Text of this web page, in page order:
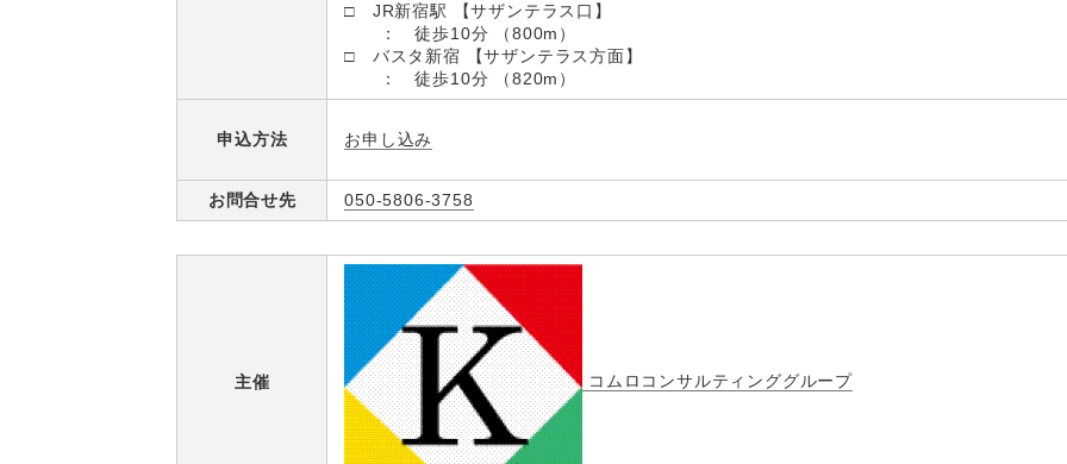
□ JR新宿駅 【サザンテラス口】
： 徒歩10分 （800m）
□ バスタ新宿 【サザンテラス方面】
： 徒歩10分 （820m）
申込方法 お申し込み
お問合せ先 050-5806-3758
主催 コムロコンサルティンググループ